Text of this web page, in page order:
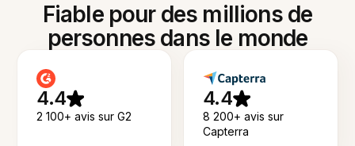
Fiable pour des millions de
personnes dans le monde
4.4
2 100+ avis sur G2
4.4
8 200+ avis sur
Capterra